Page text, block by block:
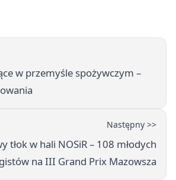
w przemyśle spożywczym –
Następny >>
tłok w hali NOSiR – 108 młodych
na III Grand Prix Mazowsza